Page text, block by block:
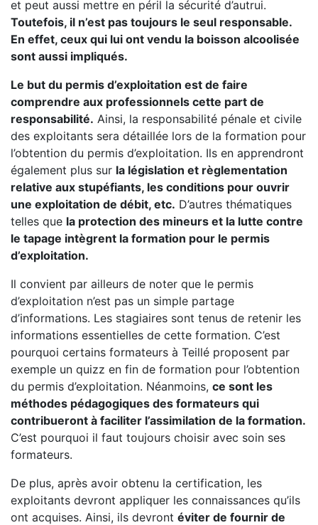
et peut aussi mettre en péril la sécurité d’autrui.
Toutefois, il n’est pas toujours le seul responsable.
En effet, ceux qui lui ont vendu la boisson alcoolisée
sont aussi impliqués.
Le but du permis d’exploitation est de faire
comprendre aux professionnels cette part de
responsabilité. Ainsi, la responsabilité pénale et civile
des exploitants sera détaillée lors de la formation pour
l’obtention du permis d’exploitation. Ils en apprendront
également plus sur la législation et règlementation
relative aux stupéfiants, les conditions pour ouvrir
une exploitation de débit, etc. D’autres thématiques
telles que la protection des mineurs et la lutte contre
le tapage intègrent la formation pour le permis
d’exploitation.
Il convient par ailleurs de noter que le permis
d’exploitation n’est pas un simple partage
d’informations. Les stagiaires sont tenus de retenir les
informations essentielles de cette formation. C’est
pourquoi certains formateurs à Teillé proposent par
exemple un quizz en fin de formation pour l’obtention
du permis d’exploitation. Néanmoins, ce sont les
méthodes pédagogiques des formateurs qui
contribueront à faciliter l’assimilation de la formation.
C’est pourquoi il faut toujours choisir avec soin ses
formateurs.
De plus, après avoir obtenu la certification, les
exploitants devront appliquer les connaissances qu’ils
ont acquises. Ainsi, ils devront éviter de fournir de